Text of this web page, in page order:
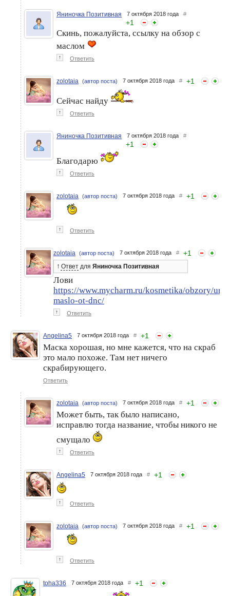
Яниночка Позитивная 7 октября 2018 года #
+1
Скинь, пожалуйста, ссылку на обзор с
маслом
↑ Ответить
zolotaia (автор поста) 7 октября 2018 года # +1
Сейчас найду
↑ Ответить
Яниночка Позитивная 7 октября 2018 года #
+1
Благодарю
↑ Ответить
zolotaia (автор поста) 7 октября 2018 года # +1
↑ Ответить
zolotaia (автор поста) 7 октября 2018 года # +1
↑ Ответ для Яниночка Позитивная
Лови
https://www.mycharm.ru/kosmetika/obzory/
maslo-ot-dnc/
↑ Ответить
Angelina5 7 октября 2018 года # +1
Маска хорошая, но мне кажется, что на скраб
это мало похоже. Там нет ничего
скрабирующего.
Ответить
zolotaia (автор поста) 7 октября 2018 года # +1
Может быть, так было написано,
исправлю тогда название, чтобы никого не
смущало
↑ Ответить
Angelina5 7 октября 2018 года # +1
↑ Ответить
zolotaia (автор поста) 7 октября 2018 года # +1
↑ Ответить
toha336 7 октября 2018 года # +1